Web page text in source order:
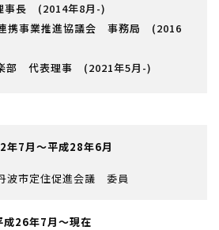
長 (2014年8月-)
連携事業推進協議会 事務局 (2016
部 代表理事 (2021年5月-)
年7月～平成28年6月
波市定住促進会議 委員
成26年7月～現在